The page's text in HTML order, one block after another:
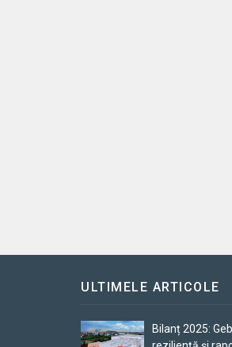
ULTIMELE ARTICOLE
Bilanț 2025: